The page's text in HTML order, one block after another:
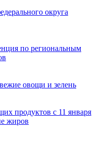
округа
по региональным
овощи и зелень
продуктов с 11 января
жиров